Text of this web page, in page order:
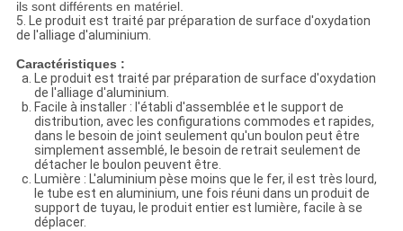
ils sont différents en matériel.
5. Le produit est traité par préparation de surface d'oxydation
de l'alliage d'aluminium.
Caractéristiques :
Le produit est traité par préparation de surface d'oxydation
de l'alliage d'aluminium.
Facile à installer : l'établi d'assemblée et le support de
distribution, avec les configurations commodes et rapides,
dans le besoin de joint seulement qu'un boulon peut être
simplement assemblé, le besoin de retrait seulement de
détacher le boulon peuvent être.
Lumière : L'aluminium pèse moins que le fer, il est très lourd,
le tube est en aluminium, une fois réuni dans un produit de
support de tuyau, le produit entier est lumière, facile à se
déplacer.